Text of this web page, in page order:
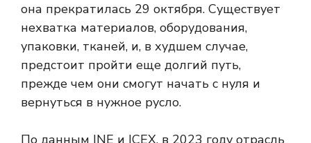
она прекратилась 29 октября. Существует
нехватка материалов, оборудования,
упаковки, тканей, и, в худшем случае,
предстоит пройти еще долгий путь,
прежде чем они смогут начать с нуля и
вернуться в нужное русло.